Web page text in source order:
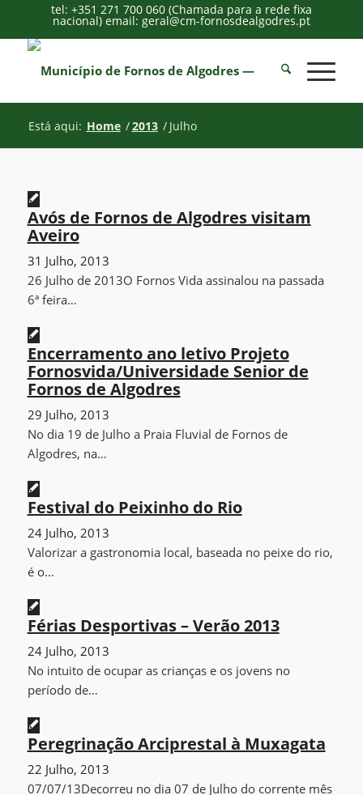
tel: +351 271 700 060 (Chamada para a rede fixa
nacional) email: geral@cm-fornosdealgodres.pt
Está aqui: Home /2013 / Julho
Avós de Fornos de Algodres visitam
Aveiro
31 Julho, 2013
26 Julho de 2013O Fornos Vida assinalou na passada
6ª feira…
Encerramento ano letivo Projeto
Fornosvida/Universidade Senior de
Fornos de Algodres
29 Julho, 2013
No dia 19 de Julho a Praia Fluvial de Fornos de
Algodres, na…
Festival do Peixinho do Rio
24 Julho, 2013
Valorizar a gastronomia local, baseada no peixe do rio,
é o…
Férias Desportivas – Verão 2013
24 Julho, 2013
No intuito de ocupar as crianças e os jovens no
período de…
Peregrinação Arciprestal à Muxagata
22 Julho, 2013
07/07/13Decorreu no dia 07 de Julho do corrente mês